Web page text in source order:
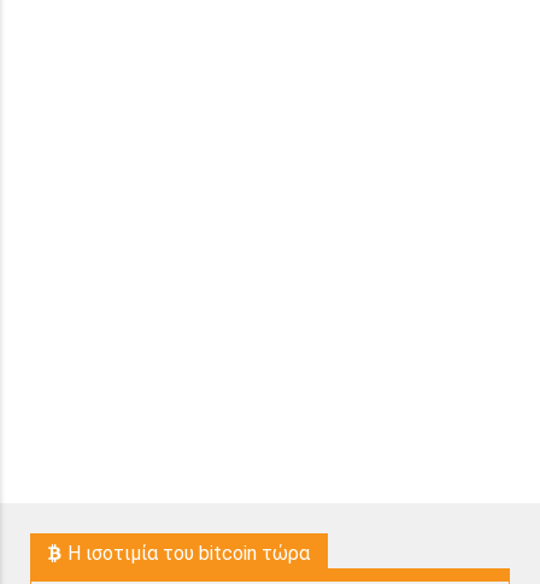
H ισοτιμία του bitcoin τώρα